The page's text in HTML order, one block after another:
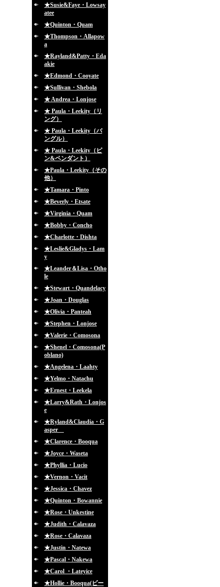
★Susie&Faye・Lowsay
atee
★Quinton・Quam
★Thompson・Allapow
a
★Rayland&Patty・Eda
akie
★Edmond・Cooyate
★Sullivan・Shebola
★ Andrea・Lonjose
★ Paula・Leekity（リ
ング）
★ Paula・Leekity（バ
ングル）
★ Paula・Leekity（ピ
ン&ペンダント）
★Paula・Leekity（その
他）
★Tamara・Pinto
★Beverly・Etsate
★Virginia・Quam
★Bobby・Concho
★Charlotte・Dishta
★Leslie&Gladys・Lam
y
★Leander＆Lisa・Otho
le
★Stewart・Quandelacy
★Joan・Douglas
★Olivia・Panteah
★Stephen・Lonjose
★Valerie・Comosona
★Shenel・Comosona(P
oblano)
★Angelena・Laahty
★Yelmo・Natachu
★Ernest・Leekela
★Larry&Rath・Lonjos
e
★Ryland&Claudia・G
asper
★Clarence・Booqua
★Joyce・Waseta
★Phyllia・Lucio
★Vernon・Vacit
★Jessica・Chavez
★Quinton・Bowannie
★Rose・Unkestine
★Judith・Calavaza
★Rose・Calavaza
★Justin・Natewa
★Pascal・Nakewa
★Carol ・Lateyice
★Hollie・Booqua(ビー